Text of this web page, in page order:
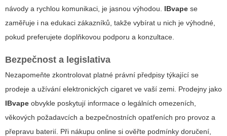
návody a rychlou komunikaci, je jasnou výhodou. IBvape se
zaměřuje i na edukaci zákazníků, takže vybírat u nich je výhodné,
pokud preferujete doplňkovou podporu a konzultace.
Bezpečnost a legislativa
Nezapomeňte zkontrolovat platné právní předpisy týkající se
prodeje a užívání elektronických cigaret ve vaší zemi. Prodejny jako
IBvape obvykle poskytují informace o legálních omezeních,
věkových požadavcích a bezpečnostních opatřeních pro provoz a
přepravu baterií. Při nákupu online si ověřte podmínky doručení,